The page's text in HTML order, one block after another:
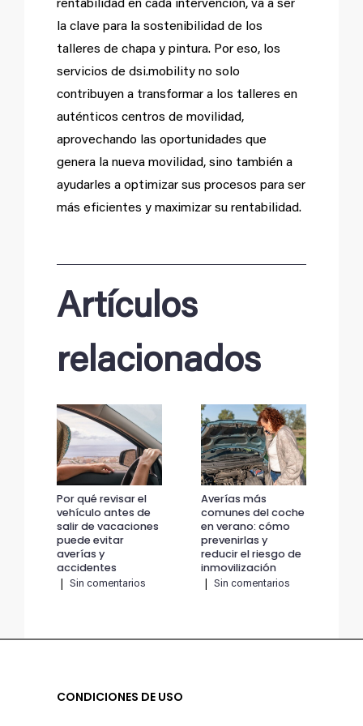
rentabilidad en cada intervención, va a ser
la clave para la sostenibilidad de los
talleres de chapa y pintura. Por eso, los
servicios de dsi.mobility no solo
contribuyen a transformar a los talleres en
auténticos centros de movilidad,
aprovechando las oportunidades que
genera la nueva movilidad, sino también a
ayudarles a optimizar sus procesos para ser
más eficientes y maximizar su rentabilidad.
Artículos
relacionados
Por qué revisar el
vehículo antes de
salir de vacaciones
puede evitar
averías y
accidentes
Sin comentarios
Averías más
comunes del coche
en verano: cómo
prevenirlas y
reducir el riesgo de
inmovilización
Sin comentarios
CONDICIONES DE USO